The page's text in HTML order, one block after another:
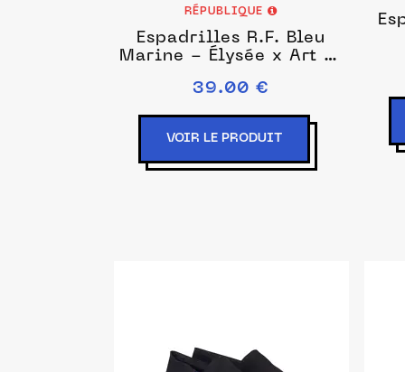
RÉPUBLIQUE
Espadrilles R.F. Bleu
Marine - Élysée x Art of
39.00 €
VOIR LE PRODUIT